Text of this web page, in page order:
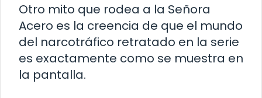
Otro mito que rodea a la Señora
Acero es la creencia de que el mundo
del narcotráfico retratado en la serie
es exactamente como se muestra en
la pantalla.